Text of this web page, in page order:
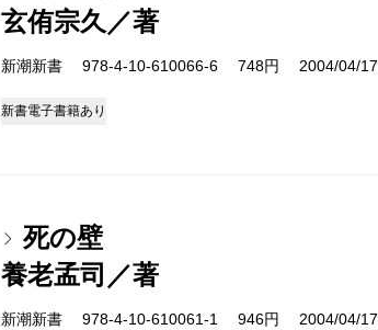
玄侑宗久／著
新潮新書 978-4-10-610066-6 748円 2004/04/17
新書電子書籍あり
死の壁
養老孟司／著
新潮新書 978-4-10-610061-1 946円 2004/04/17